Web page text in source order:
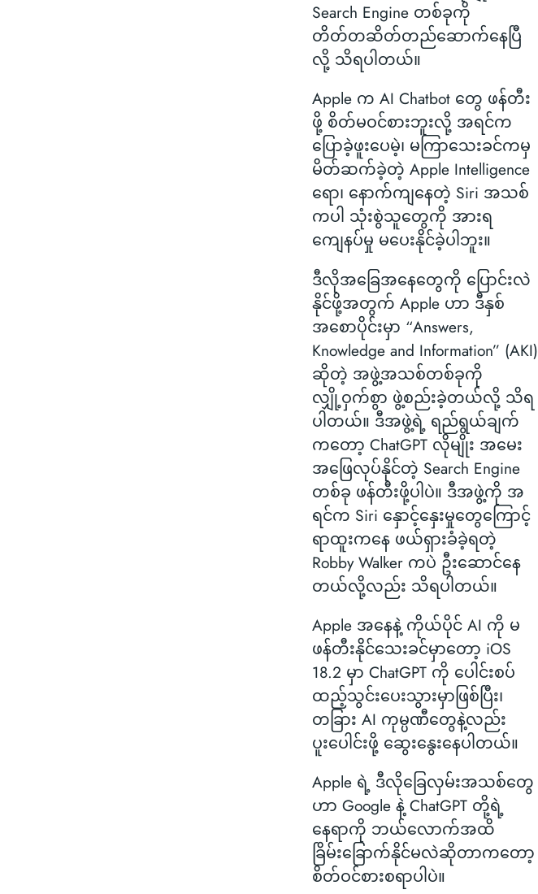
Search Engine တစ်ခုကို
တိတ်တဆိတ်တည်ဆောက်နေပြီ
လို့ သိရပါတယ်။
Apple က AI Chatbot တွေ ဖန်တီး
ဖို့ စိတ်မဝင်စားဘူးလို့ အရင်က
ပြောခဲ့ဖူးပေမဲ့၊ မကြာသေးခင်ကမှ
မိတ်ဆက်ခဲ့တဲ့ Apple Intelligence
ရော၊ နောက်ကျနေတဲ့ Siri အသစ်
ကပါ သုံးစွဲသူတွေကို အားရ
ကျေနပ်မှု မပေးနိုင်ခဲ့ပါဘူး။
ဒီလိုအခြေအနေတွေကို ပြောင်းလဲ
နိုင်ဖို့အတွက် Apple ဟာ ဒီနှစ်
အစောပိုင်းမှာ “Answers,
Knowledge and Information” (AKI)
ဆိုတဲ့ အဖွဲ့အသစ်တစ်ခုကို
လျှို့ဝှက်စွာ ဖွဲ့စည်းခဲ့တယ်လို့ သိရ
ပါတယ်။ ဒီအဖွဲ့ရဲ့ ရည်ရွယ်ချက်
ကတော့ ChatGPT လိုမျိုး အမေး
အဖြေလုပ်နိုင်တဲ့ Search Engine
တစ်ခု ဖန်တီးဖို့ပါပဲ။ ဒီအဖွဲ့ကို အ
ရင်က Siri နှောင့်နှေးမှုတွေကြောင့်
ရာထူးကနေ ဖယ်ရှားခံခဲ့ရတဲ့
Robby Walker ကပဲ ဦးဆောင်နေ
တယ်လို့လည်း သိရပါတယ်။
Apple အနေနဲ့ ကိုယ်ပိုင် AI ကို မ
ဖန်တီးနိုင်သေးခင်မှာတော့ iOS
18.2 မှာ ChatGPT ကို ပေါင်းစပ်
ထည့်သွင်းပေးသွားမှာဖြစ်ပြီး၊
တခြား AI ကုမ္ပဏီတွေနဲ့လည်း
ပူးပေါင်းဖို့ ဆွေးနွေးနေပါတယ်။
Apple ရဲ့ ဒီလိုခြေလှမ်းအသစ်တွေ
ဟာ Google နဲ့ ChatGPT တို့ရဲ့
နေရာကို ဘယ်လောက်အထိ
ခြိမ်းခြောက်နိုင်မလဲဆိုတာကတော့
စိတ်ဝင်စားစရာပါပဲ။